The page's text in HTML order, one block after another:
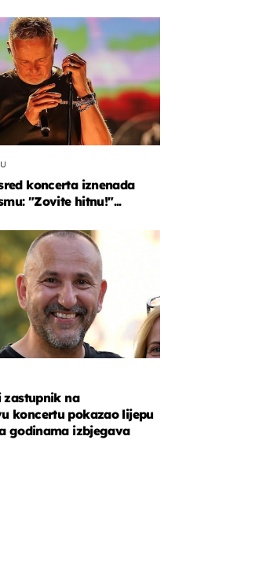
koncerta iznenada
"Zovite hitnu!"...
zastupnik na
koncertu pokazao lijepu
godinama izbjegava